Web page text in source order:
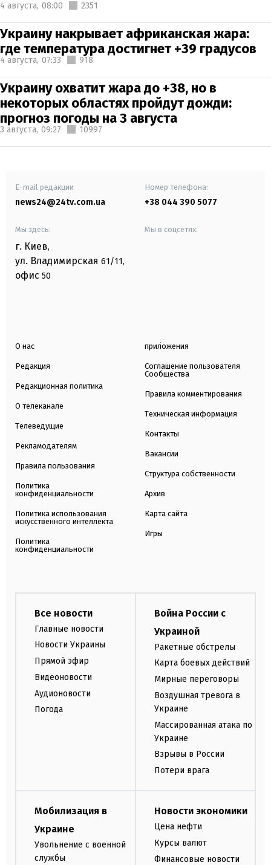
4 августа, 08:00 2351
Украину накрывает африканская жара:
где температура достигнет +39 градусов
4 августа, 07:33 918
Украину охватит жара до +38, но в
некоторых областях пройдут дожди:
прогноз погоды на 3 августа
3 августа, 09:27 10997
E-mail редакции
news24@24tv.com.ua
Номер телефона:
+38 044 390 5077
Мы здесь:
г. Киев,
ул. Владимирская 61/11,
офис 50
Мы в соцсетях:
О нас
Редакция
Редакционная политика
О телеканале
Телеведущие
Рекламодателям
Правила пользования
Политика
конфиденциальности
Политика использования
искусственного интеллекта
Политика
конфиденциальности
приложения
Соглашение пользователя
Сообщества
Правила комментирования
Техническая информация
Контакты
Вакансии
Структура собственности
Архив
Карта сайта
Игры
Все новости
Главные новости
Новости Украины
Прямой эфир
Видеоновости
Аудионовости
Погода
Война России с
Украиной
Ракетные обстрелы
Карта боевых действий
Мирные переговоры
Воздушная тревога в
Украине
Массированная атака по
Украине
Взрывы в России
Потери врага
Мобилизация в
Украине
Увольнение с военной
службы
Новости экономики
Цена нефти
Курсы валют
Финансовые новости